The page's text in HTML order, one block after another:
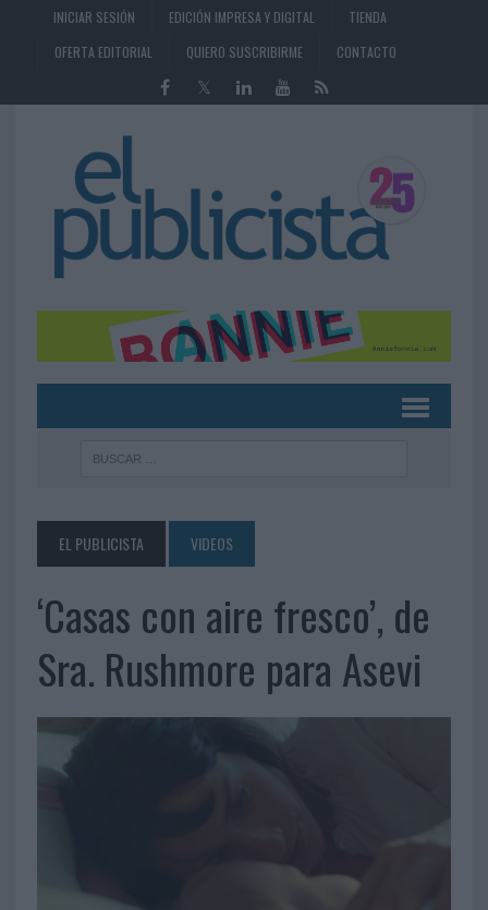
INICIAR SESIÓN EDICIÓN IMPRESA Y DIGITAL
TIENDA
OFERTA EDITORIAL
QUIERO SUSCRIBIRME CONTACTO
EL PUBLICISTA VIDEOS
‘Casas con aire fresco’, de
Sra. Rushmore para Asevi